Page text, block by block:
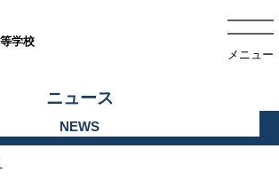
学校
メニュー
ニュース